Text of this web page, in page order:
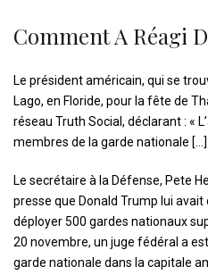
Comment A Réagi
Le président américain, qui se
Lago, en Floride, pour la fête de
réseau Truth Social, déclarant : «
membres de la garde nationale
Le secrétaire à la Défense, Pete
presse que Donald Trump lui avait
déployer 500 gardes nationaux
20 novembre, un juge fédéral a
garde nationale dans la capitale